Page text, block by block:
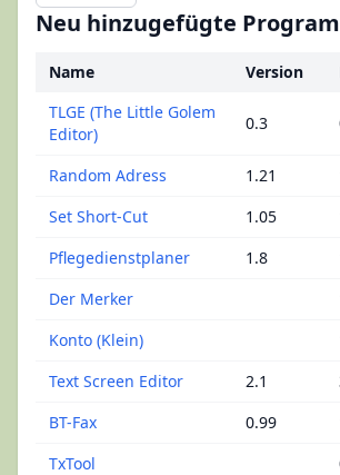
Neu hinzugefügte
Name Version
TLGE (The Little Golem
Editor)
0.3
Random Adress 1.21
Set Short-Cut
1.05
Pflegedienstplaner
1.8
Der Merker
Konto (Klein)
Text Screen Editor
2.1
BT-Fax
0.99
TxTool